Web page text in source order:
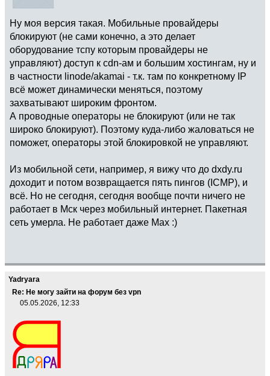
Ну моя версия такая. Мобильные провайдеры
блокируют (не сами конечно, а это делает
оборудование тспу которым провайдеры не
управляют) доступ к cdn-ам и большим хостингам, ну и
в частности linode/akamai - т.к. там по конкретному IP
всё может динамически меняться, поэтому
захватывают широким фронтом.
А проводные операторы не блокируют (или не так
широко блокируют). Поэтому куда-либо жаловаться не
поможет, операторы этой блокировкой не управляют.
Из мобильной сети, например, я вижу что до dxdy.ru
доходит и потом возвращается пять пингов (ICMP), и
всё. Но не сегодня, сегодня вообще почти ничего не
работает в Мск через мобильный интернет. Пакетная
сеть умерла. Не работает даже Max :)
Yadryara
Re: Не могу зайти на форум без vpn
05.05.2026, 12:33